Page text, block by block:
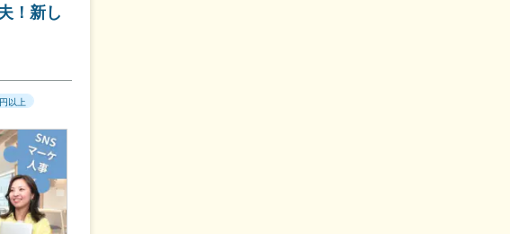
！新し
以上